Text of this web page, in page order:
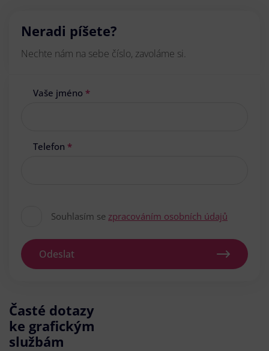
Neradi píšete?
Nechte nám na sebe číslo, zavoláme si.
Vaše jméno *
Telefon *
Souhlasím se zpracováním osobních údajů
Odeslat
Časté dotazy
ke grafickým
službám